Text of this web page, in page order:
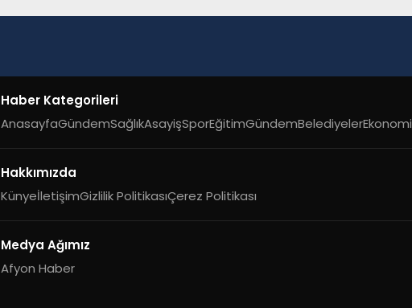
Haber Kategorileri
AnasayfaGündemSağlıkAsayişSporEğitimGündemBelediyelerEkonomi
Hakkımızda
KünyeİletişimGizlilik PolitikasıÇerez Politikası
Medya Ağımız
Afyon Haber